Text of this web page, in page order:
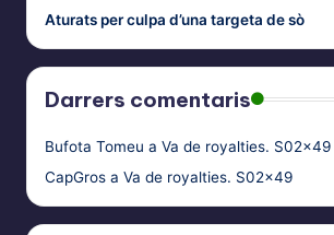
Aturats per culpa d’una targeta de sò
Darrers comentaris
Bufota Tomeu a Va de royalties. S02x49
CapGros a Va de royalties. S02x49